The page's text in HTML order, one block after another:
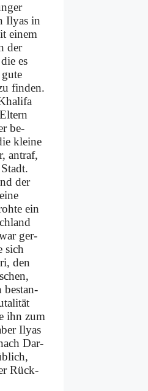
Ily­as in
ei­nem
der
es
fin­den.
be­
klei­ne
an­traf,
der
ein
ger­
sich
den
be­stan­
ihn zum
Ily­as
Dar­
Rück­